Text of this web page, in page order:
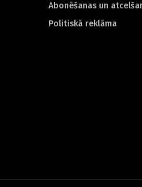
Abonēšanas un
Politiskā reklāma